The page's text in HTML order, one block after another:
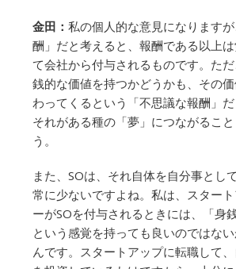
金田： 私の個人的な意見になります
酬」だと考えると、報酬である以上
て会社から付与されるものです。た
銭的な価値を持つかどうかも、その
わってくるという「不思議な報酬」だ
それがある種の「夢」につながるこ
う。
また、SOは、それ自体を自分事とし
常に少ないですよね。私は、スター
ーがSOを付与されるときには、「身
という感覚を持っても良いのではな
んです。スタートアップに転職して